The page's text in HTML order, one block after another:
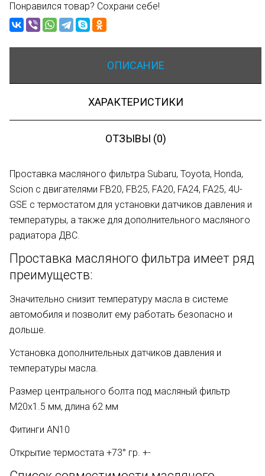
Понравился товар? Сохрани себе!
ОПИСАНИЕ
ХАРАКТЕРИСТИКИ
ОТЗЫВЫ (0)
Проставка масляного фильтра Subaru, Toyota, Honda,
Scion с двигателями FB20, FB25, FA20, FA24, FA25, 4U-
GSE с термостатом для установки датчиков давления и
температуры, а также для дополнительного масляного
радиатора ДВС.
Проставка масляного фильтра имеет ряд
преимуществ:
Значительно снизит температуру масла в системе
автомобиля и позволит ему работать безопасно и
дольше.
Установка дополнительных датчиков давления и
температуры масла.
Размер центрального болта под масляный фильтр
М20х1.5 мм, длина 62 мм
Фитинги AN10
Открытие термостата +73° гр. +-